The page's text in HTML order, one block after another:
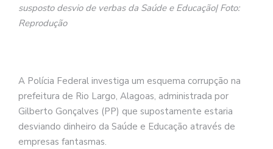
susposto desvio de verbas da Saúde e Educação| Foto:
Reprodução
A Polícia Federal investiga um esquema corrupção na
prefeitura de Rio Largo, Alagoas, administrada por
Gilberto Gonçalves (PP) que supostamente estaria
desviando dinheiro da Saúde e Educação através de
empresas fantasmas.